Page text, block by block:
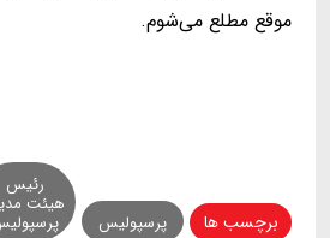
موقع مطلع می‌شوم.
برچسب ها پرسپولیس
رئیس
هیئت